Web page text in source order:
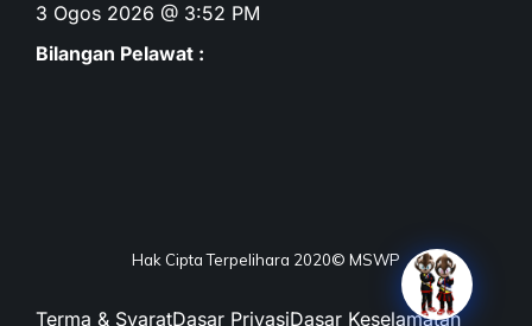
3 Ogos 2026 @ 3:52 PM
Bilangan Pelawat :
Hak Cipta Terpelihara 2020© MSWP
Terma & SyaratDasar PrivasiDasar Keselamatan